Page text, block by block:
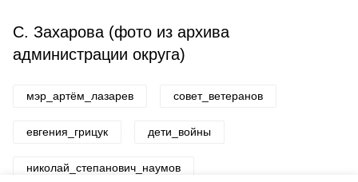
С. Захарова (фото из архива
администрации округа)
мэр_артём_лазарев совет_ветеранов
евгения_грицук дети_войны
николай_степанович_наумов